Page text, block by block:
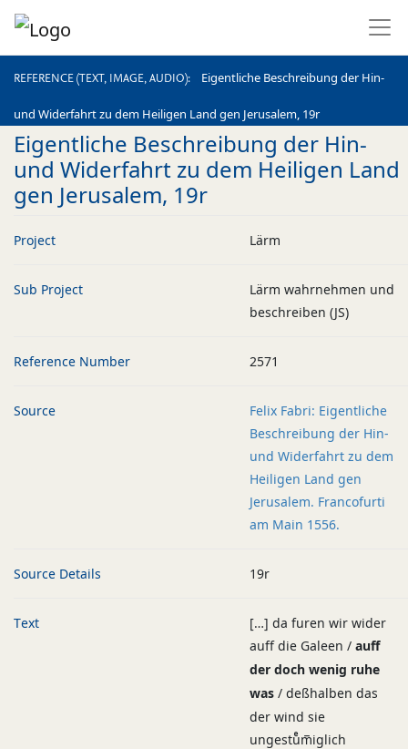
REFERENCE (TEXT, IMAGE, AUDIO) Eigentliche Beschreibung der Hin-
und Widerfahrt zu dem Heiligen Land gen Jerusalem, 19r
REFERENCE (TEXT, IMAGE, AUDIO)
Eigentliche Beschreibung der Hin-
und Widerfahrt zu dem Heiligen Land
gen Jerusalem, 19r
Project Lärm
Sub Project
Lärm wahrnehmen und
beschreiben (JS)
Reference Number 2571
Source
Felix Fabri: Eigentliche
Beschreibung der Hin-
und Widerfahrt zu dem
Heiligen Land gen
Jerusalem. Francofurti
am Main 1556.
Source Details 19r
Text
[…] da furen wir wider
auff die Galeen / auff
der doch wenig ruhe
was / deßhalben das
der wind sie
ungestuͤm̅iglich